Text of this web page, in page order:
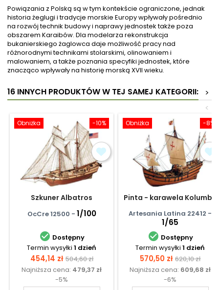
Powiązania z Polską są w tym kontekście ograniczone, jednak
historia żeglugi i tradycje morskie Europy wpływały pośrednio
na rozwój technik budowy i naprawy jednostek także poza
obszarem Karaibów. Dla modelarza rekonstrukcja
bukanierskiego żaglowca daje możliwość pracy nad
różnorodnymi technikami stolarskimi, olinowaniem i
malowaniem, a także poznania specyfiki jednostek, które
znacząco wpływały na historię morską XVII wieku.
16 INNYCH PRODUKTÓW W TEJ SAMEJ KATEGORII:
>
<
-10%
Obniżka
Szkuner Albatros
OcCre 12500 - 1/100
 Dostępny
Termin wysyłki 1 dzień
Cena
454,14 zł Cena
podstawowa
504,60 zł
Najniższa cena: 479,37 zł
-5%
-8%
Obniżka
Pinta - karawela Kolumba
Artesania Latina 22412 -
1/65
 Dostępny
Termin wysyłki 1 dzień
Cena
570,50 zł Cena
620,10 zł
Najniższa cena: 609,68 zł
-6%